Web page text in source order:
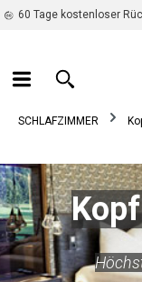
springen
60 Tage kostenloser
SCHLAFZIMMER